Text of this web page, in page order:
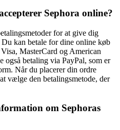
Sephora online?
for at give dig
kan betale for dine online køb
MasterCard og American
også betaling via PayPal, som er
Når du placerer din ordre
vælge den betalingsmetode, der
om Sephoras